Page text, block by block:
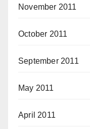
November 2011
October 2011
September 2011
May 2011
April 2011